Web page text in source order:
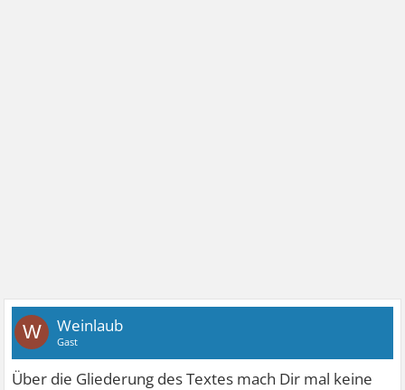
W Weinlaub
Gast
Über die Gliederung des Textes mach Dir mal keine